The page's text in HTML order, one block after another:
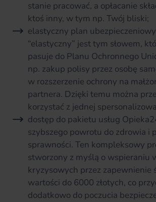
stanie pracować, a opłacanie
ktoś inny, w tym np. Twój bliski;
elastyczny plan
“elastyczny” jest tym słowem,
pasuje do Planu Ochronnego
np. zakup polisy przez osobę
w rozszerzenie ochrony na
partnera. Dzięki temu można
korzystać z jednej
dostęp do pakietu usług
szybszego powrotu do zdrowia i
sprawności. Ten kompleksowy
stworzony z myślą o wspieraniu
kryzysowych przez zapewnienie
wartości do 6000 złotych, co
dodatkowo do poczucia